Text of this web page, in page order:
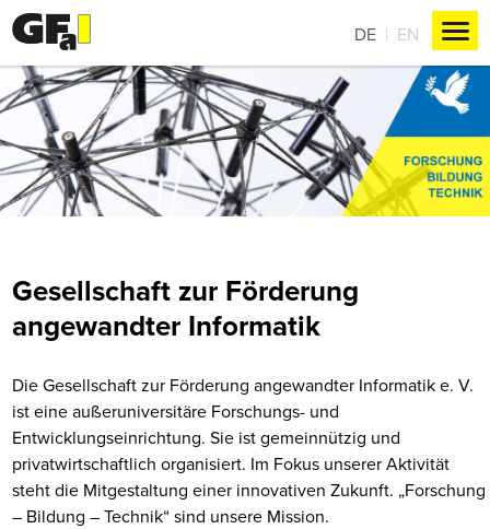
DE EN
Gesellschaft zur Förderung
angewandter Informatik
Die Gesellschaft zur Förderung angewandter Informatik e. V.
ist eine außeruniversitäre Forschungs- und
Entwicklungseinrichtung. Sie ist gemeinnützig und
privatwirtschaftlich organisiert. Im Fokus unserer Aktivität
steht die Mitgestaltung einer innovativen Zukunft. „Forschung
– Bildung – Technik“ sind unsere Mission.